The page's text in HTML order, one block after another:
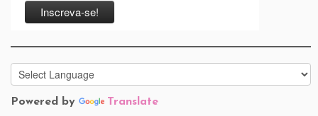
Powered by Translate